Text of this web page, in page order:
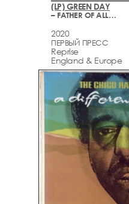
(LP) GREEN DAY
– FATHER OF ALL…
2020
ПЕРВЫЙ ПРЕСС
Reprise
England & Europe